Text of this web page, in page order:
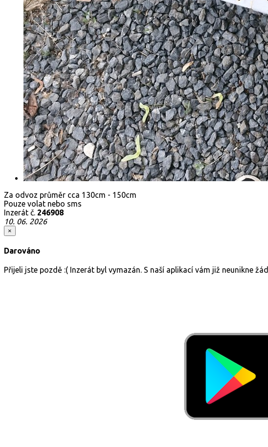
Za odvoz průměr cca 130cm - 150cm
Pouze volat nebo sms
Inzerát č. 246908
10. 06. 2026
×
Darováno
Přijeli jste pozdě :( Inzerát byl vymazán. S naší aplikací vám již neunikne